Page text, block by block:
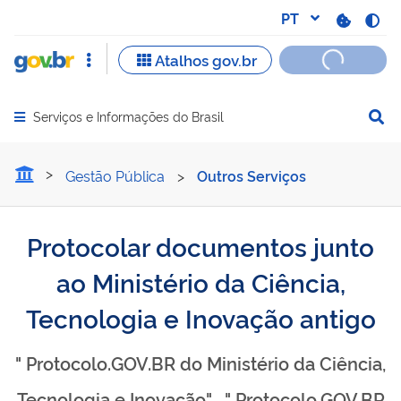
Abrir menu principal de navegação
Serviços e Informações do Brasil
Protocolar documentos
Gestão Pública > Outros Serviços
Protocolar documentos junto
ao Ministério da Ciência,
Tecnologia e Inovação antigo
" Protocolo.GOV.BR do Ministério da Ciência,